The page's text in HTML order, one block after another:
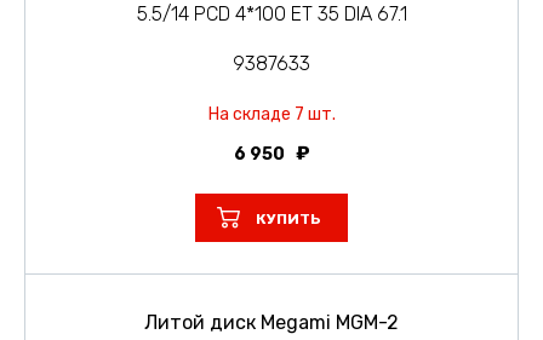
5.5/14 PCD 4*100 ET 35 DIA 67.1
9387633
На складе 7 шт.
6 950
КУПИТЬ
Литой диск Megami MGM-2